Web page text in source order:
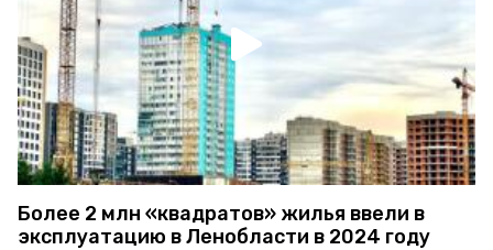
Более 2 млн «квадратов» жилья ввели в
эксплуатацию в Ленобласти в 2024 году